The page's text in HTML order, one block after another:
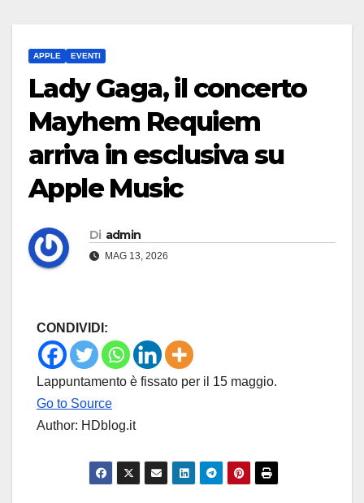
APPLE EVENTI
Lady Gaga, il concerto
Mayhem Requiem
arriva in esclusiva su
Apple Music
Di admin
MAG 13, 2026
CONDIVIDI:
Lappuntamento è fissato per il 15 maggio.
Go to Source
Author: HDblog.it